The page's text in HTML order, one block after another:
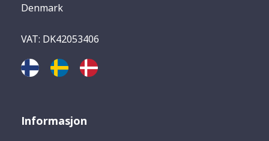
Denmark
VAT: DK42053406
Informasjon